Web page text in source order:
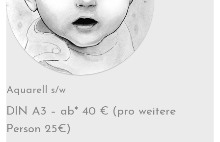
Aquarell s/w
DIN A3 – ab* 40 € (pro weitere
Person 25€)